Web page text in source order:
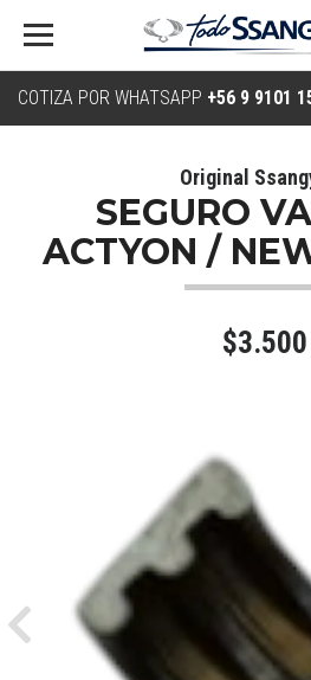
COTIZA POR WHATSAPP +56 9 9101
Original
SEGURO
ACTYON /
$3.500
Previous